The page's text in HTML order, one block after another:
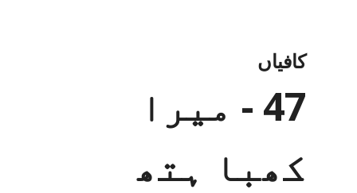
کافیاں
47 - میرا
کھبا ہتھ